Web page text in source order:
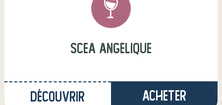
scea angelique
Découvrir Acheter